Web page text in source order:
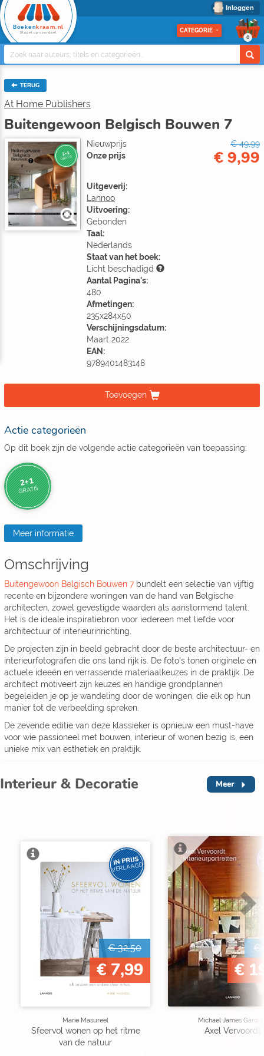
Inloggen
Boeken kraam.nl
Stapel op voordeel CATEGORIE
0
TERUG
At Home Publishers
Buitengewoon Belgisch Bouwen 7
2+1
GRATIS
Nieuwprijs
€ 49,99
Onze prijs
€ 9,99
Uitgeverij:
Lannoo
Uitvoering:
Gebonden
Taal:
Nederlands
Staat van het boek:
Licht beschadigd
Aantal Pagina's:
480
Afmetingen:
235x284x50
Verschijningsdatum:
Maart 2022
EAN:
9789401483148
Toevoegen
Actie categorieën
Op dit boek zijn de volgende actie categorieën van toepassing:
2+1
GRATIS
Meer informatie
Omschrijving
Buitengewoon Belgisch Bouwen 7bundelt een selectie van vijftig
recente en bijzondere woningen van de hand van Belgische
architecten, zowel gevestigde waarden als aanstormend talent.
Het is de ideale inspiratiebron voor iedereen met liefde voor
architectuur of interieurinrichting.
De projecten zijn in beeld gebracht door de beste architectuur- en
interieurfotografen die ons land rijk is. De foto's tonen originele en
actuele ideeën en verrassende materiaalkeuzes in de praktijk. De
architect motiveert zijn keuzes en handige grondplannen
begeleiden je op je wandeling door de woningen, die elk op hun
manier tot de verbeelding spreken.
De zevende editie van deze klassieker is opnieuw een must-have
voor wie passioneel met bouwen, interieur of wonen bezig is, een
unieke mix van esthetiek en praktijk.
Interieur & Decoratie Meer
IN PRIJS
VERLAAGD
€ 32,50
€ 7,99
Marie Masureel
Sfeervol wonen op het ritme
van de natuur
€
€
Michael James
Axel Vervoordt